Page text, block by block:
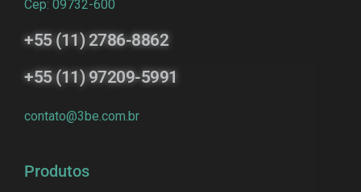
Cep: 09732-600
+55 (11) 2786-8862
+55 (11) 97209-5991
contato@3be.com.br
Produtos